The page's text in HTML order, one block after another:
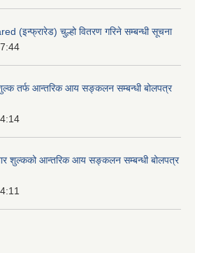
(इन्फ्रारेड) चुल्हो वितरण गरिने सम्बन्धी सूचना
शुल्क तर्फ आन्तरिक आय सङ्कलन सम्बन्धी बोलपत्र
शुल्कको आन्तरिक आय सङ्कलन सम्बन्धी बोलपत्र